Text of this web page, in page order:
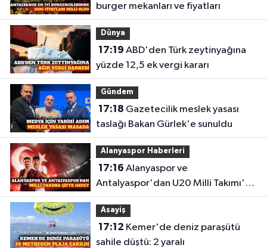
burger mekanları ve fiyatları
Dünya
17:19
yüzde 12,5 ek vergi kararı
Gündem
17:18
taslağı Bakan Gürlek'e sunuldu
Alanyaspor Haberleri
17:16
Antalyaspor'dan U20 Milli Takımı'na
davet
Asayiş
17:12
sahile düştü: 2 yaralı